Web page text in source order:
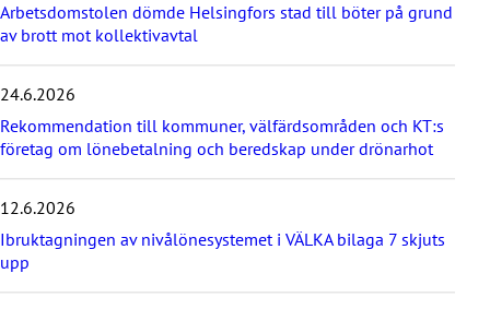
a
ö
v
r
d
e
n
a
s
Arbetsdomstolen dömde Helsingfors stad till böter på grund
av brott mot kollektivavtal
24.6.2026
Rekommendation till kommuner, välfärdsområden och KT:s
företag om lönebetalning och beredskap under drönarhot
12.6.2026
Ibruktagningen av nivålönesystemet i VÄLKA bilaga 7 skjuts
upp